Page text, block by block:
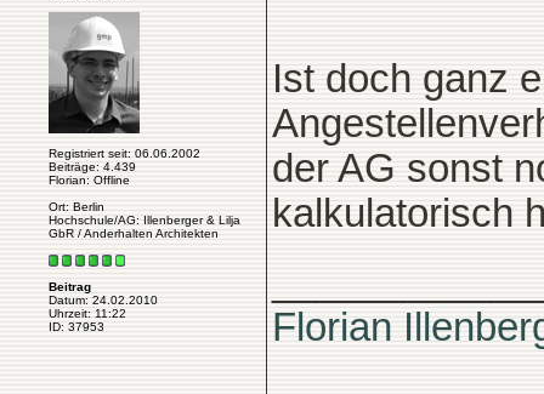
Registriert seit: 06.06.2002
Beiträge: 4.439
Florian: Offline
Ort: Berlin
Hochschule/AG: Illenberger & Lilja
GbR / Anderhalten Architekten
Beitrag
Datum: 24.02.2010
Uhrzeit: 11:22
ID: 37953
Ist doch ganz
der AG sonst
kalkulatorisch
Florian